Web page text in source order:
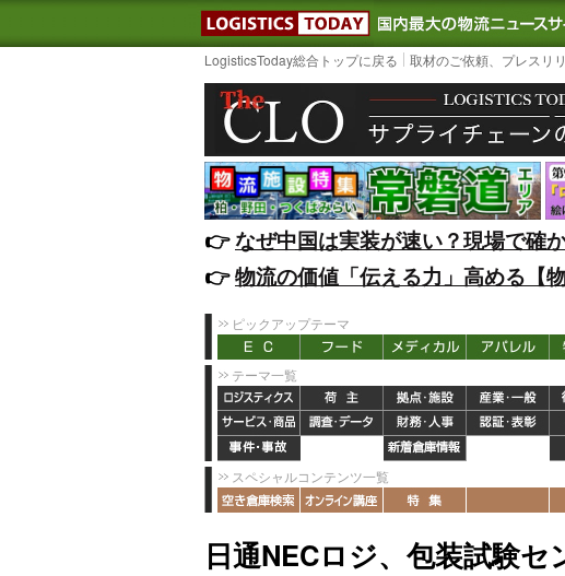
LOGISTICS TODAY｜
LogisticsToday総合トップに戻る 取材のご依頼、プレスリ
👉️なぜ中国は実装が速い？現場で確
👉️物流の価値「伝える力」高める【
ピックアップテーマ
テーマ一覧
スペシャルコンテンツ一覧
日通NECロジ、包装試験